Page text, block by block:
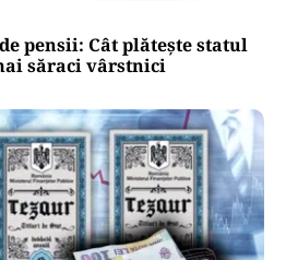
pensii: Cât plătește statul
săraci vârstnici